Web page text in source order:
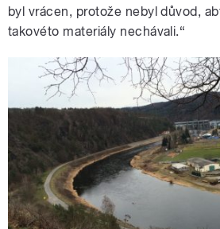
byl vrácen, protože nebyl důvod,
takovéto materiály nechávali.“